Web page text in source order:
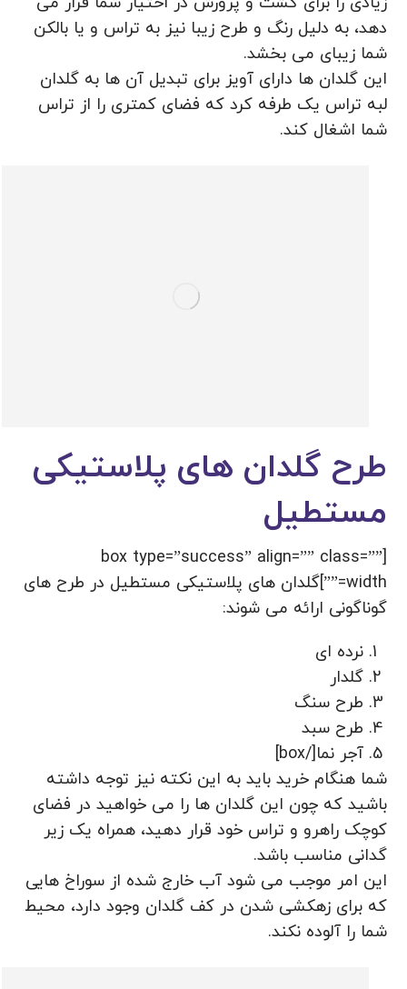
دهد، به دلیل رنگ و طرح زیبا نیز به تراس و یا بالکن
شما زیبای می بخشد.
این گلدان ها دارای آویز برای تبدیل آن ها به گلدان
لبه تراس یک طرفه کرد که فضای کمتری را از تراس
شما اشغال کند.
طرح گلدان های پلاستیکی
مستطیل
[box type=”success” align=”” class=””
width=””]گلدان های پلاستیکی مستطیل در طرح های
گوناگونی ارائه می شوند:
نرده ای
گلدار
طرح سنگ
طرح سبد
آجر نما[/box]
شما هنگام خرید باید به این نکته نیز توجه داشته
باشید که چون این گلدان ها را می خواهید در فضای
کوچک راهرو و تراس خود قرار دهید، همراه یک زیر
گدانی مناسب باشد.
این امر موجب می شود آب خارج شده از سوراخ هایی
که برای زهکشی شدن در کف گلدان وجود دارد، محیط
شما را آلوده نکند.